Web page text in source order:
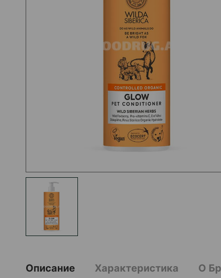
Описание Характеристика О